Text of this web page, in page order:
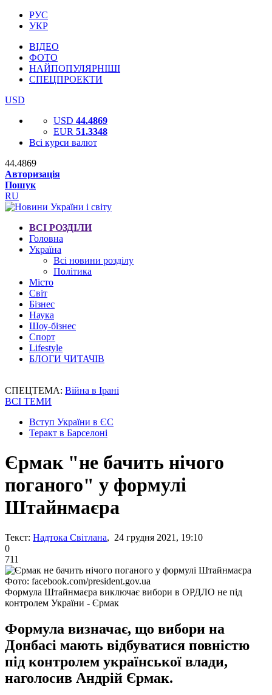
РУС
УКР
ВІДЕО
ФОТО
НАЙПОПУЛЯРНІШІ
СПЕЦПРОЕКТИ
USD
USD 44.4869
EUR 51.3348
Всі курси валют
44.4869
Авторизація
Пошук
RU
ВСІ РОЗДІЛИ
Головна
Україна
Всі новини розділу
Політика
Місто
Світ
Бізнес
Наука
Шоу-бізнес
Спорт
Lifestyle
БЛОГИ ЧИТАЧІВ
СПЕЦТЕМА: Війна в Ірані
ВСІ ТЕМИ
Вступ України в ЄС
Теракт в Барселоні
Єрмак "не бачить нічого
поганого" у формулі
Штайнмаєра
Текст: Надтока Світлана, 24 грудня 2021, 19:10
0
711
Фото: facebook.com/president.gov.ua
Формула Штайнмаєра виключає вибори в ОРДЛО не під
контролем України - Єрмак
Формула визначає, що вибори на
Донбасі мають відбуватися повністю
під контролем української влади,
наголосив Андрій Єрмак.